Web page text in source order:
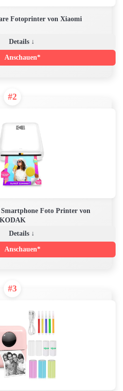
Fotoprinter von Xiaomi
Details ↓
Anschauen*
#2
Foto Printer von
KODAK
Details ↓
Anschauen*
#3